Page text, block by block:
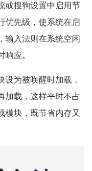
或搜狗设置中启用节
优先级，使系统在启
输入法则在系统空闲
应。
设为被唤醒时加载，
加载，这样平时不占
模块，既节省内存又